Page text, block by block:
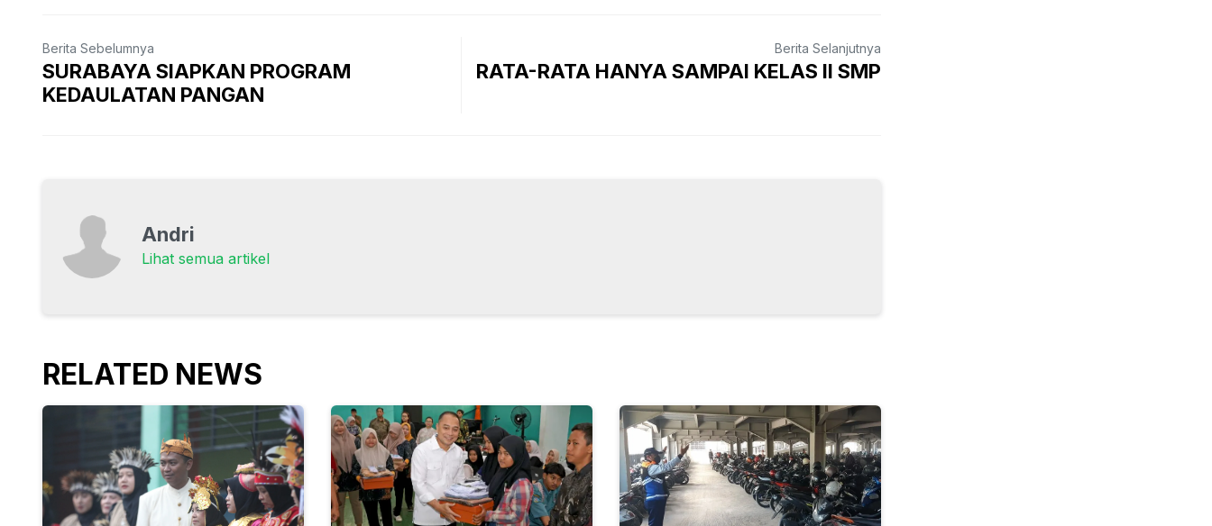
Berita Sebelumnya
SURABAYA SIAPKAN PROGRAM
KEDAULATAN PANGAN
Berita Selanjutnya
RATA-RATA HANYA SAMPAI KELAS II SMP
Andri
Lihat semua artikel
RELATED NEWS